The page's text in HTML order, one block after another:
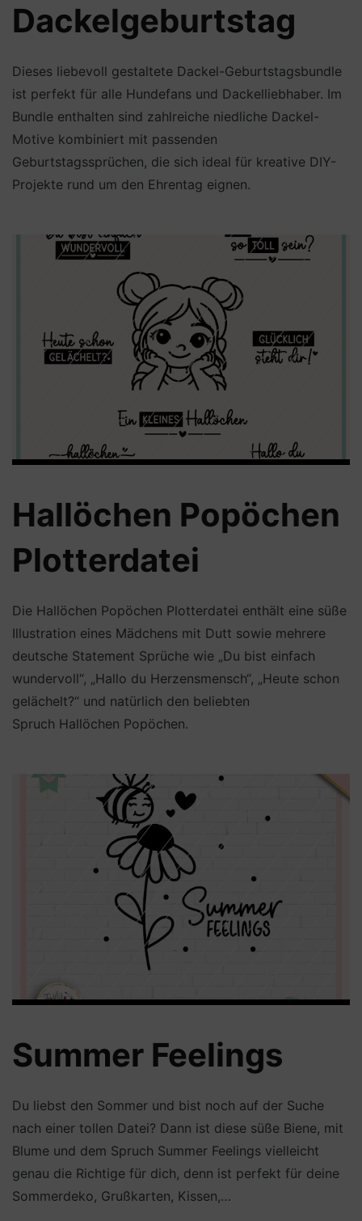
Dackelgeburtstag
Dieses liebevoll gestaltete Dackel-Geburtstagsbundle
ist perfekt für alle Hundefans und Dackelliebhaber. Im
Bundle enthalten sind zahlreiche niedliche Dackel-
Motive kombiniert mit passenden
Geburtstagssprüchen, die sich ideal für kreative DIY-
Projekte rund um den Ehrentag eignen.
Hallöchen Popöchen
Plotterdatei
Die Hallöchen Popöchen Plotterdatei enthält eine süße
Illustration eines Mädchens mit Dutt sowie mehrere
deutsche Statement Sprüche wie „Du bist einfach
wundervoll“, „Hallo du Herzensmensch“, „Heute schon
gelächelt?“ und natürlich den beliebten
Spruch Hallöchen Popöchen.
Summer Feelings
Du liebst den Sommer und bist noch auf der Suche
nach einer tollen Datei? Dann ist diese süße Biene, mit
Blume und dem Spruch Summer Feelings vielleicht
genau die Richtige für dich, denn ist perfekt für deine
Sommerdeko, Grußkarten, Kissen,…